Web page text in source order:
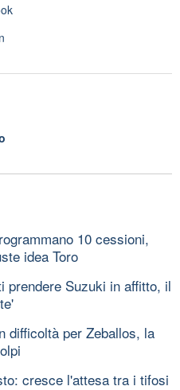
10 cessioni,
idea Toro
prendere Suzuki in affitto, il
difficoltà per Zeballos, la
cresce l'attesa tra i tifosi